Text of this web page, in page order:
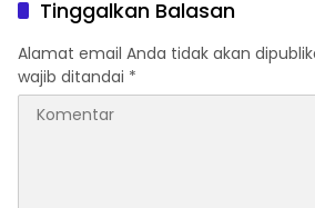
Tinggalkan Balasan
Alamat email Anda tidak akan
wajib ditandai *